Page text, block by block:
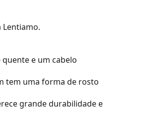
Lentiamo.
e um cabelo
tem uma forma de rosto
grande durabilidade e